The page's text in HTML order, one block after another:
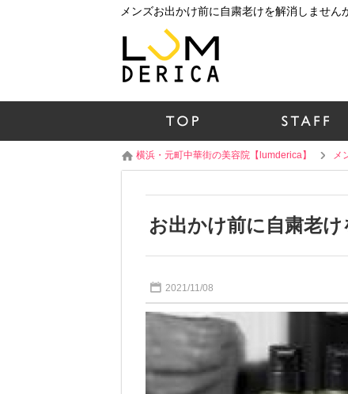
横浜・元町中華街の美容院【lumderica】 メ
お出かけ前に自粛老
2021/11/08